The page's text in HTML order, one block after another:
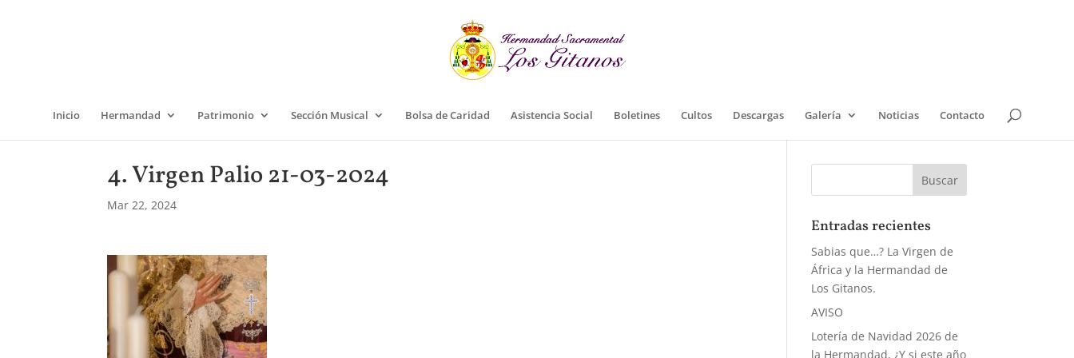
Inicio Hermandad Patrimonio Sección Musical Bolsa de Caridad Asistencia Social Boletines Cultos Descargas Galería Noticias Contacto
4. Virgen Palio 21-03-2024
Mar 22, 2024
Entradas recientes
Sabias que…? La Virgen de
África y la Hermandad de
Los Gitanos.
AVISO
Lotería de Navidad 2026 de
la Hermandad, ¿Y si este año